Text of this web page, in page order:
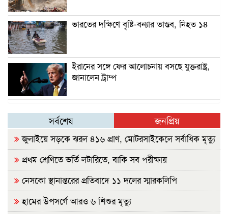
ভারতের দক্ষিণে বৃষ্টি-বন্যার তাণ্ডব, নিহত ১৪
ইরানের সঙ্গে ফের আলোচনায় বসছে যুক্তরাষ্ট্র,
জানালেন ট্রাম্প
সর্বশেষ জনপ্রিয়
জুলাইয়ে সড়কে ঝরল ৪১৬ প্রাণ, মোটরসাইকেলে সর্বাধিক মৃত্যু
প্রথম শ্রেণিতে ভর্তি লটারিতে, বাকি সব পরীক্ষায়
নেসকো স্থানান্তরের প্রতিবাদে ১১ দলের স্মারকলিপি
হামের উপসর্গে আরও ৬ শিশুর মৃত্যু